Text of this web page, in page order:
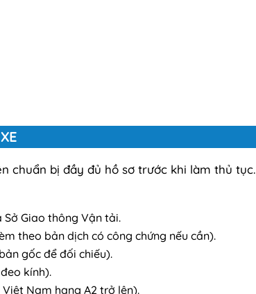
chuẩn bị đầy đủ hồ sơ trước khi làm thủ tục.
Sở Giao thông Vận tải.
theo bản dịch có công chứng nếu cần).
gốc để đối chiếu).
kính).
Nam hạng A2 trở lên).